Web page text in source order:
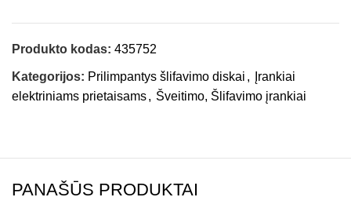
Produkto kodas: 435752
Kategorijos: Prilimpantys šlifavimo diskai ,
Įrankiai
elektriniams prietaisams, Šveitimo, Šlifavimo įrankiai
PANAŠŪS PRODUKTAI